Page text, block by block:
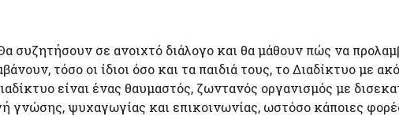
σε ανοιχτό διάλογο και θα μάθουν πώς να
τόσο οι ίδιοι όσο και τα παιδιά τους, το Διαδίκτυο με
είναι ένας θαυμαστός, ζωντανός οργανισμός με
γνώσης, ψυχαγωγίας και επικοινωνίας, ωστόσο κάποιες